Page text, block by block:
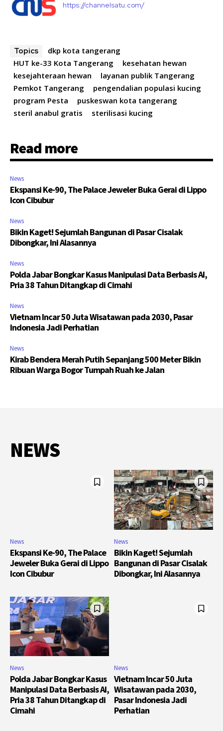
https://channelsatu.com/
Topics
dkp kota tangerang
HUT ke-33 Kota Tangerang
kesehatan hewan
kesejahteraan hewan
layanan publik Tangerang
Pemkot Tangerang
pengendalian populasi kucing
program Pesta
puskeswan kota tangerang
steril anabul gratis
sterilisasi kucing
Read more
News
Ekspansi Ke-90, The Palace Jeweler Buka Gerai di Lippo
Icon Cibubur
News
Bikin Kaget! Sejumlah Bangunan di Pasar Cisalak
Dibongkar, Ini Alasannya
News
Polda Jabar Bongkar Kasus Manipulasi Data Berbasis AI,
Pria 38 Tahun Ditangkap di Cimahi
News
Vietnam Incar 50 Juta Wisatawan pada 2030, Pasar
Indonesia Jadi Perhatian
News
Kirab Bendera Merah Putih Sepanjang 500 Meter Bikin
Ribuan Warga Bogor Tumpah Ruah ke Jalan
NEWS
News
Ekspansi Ke-90, The Palace
Jeweler Buka Gerai di Lippo
Icon Cibubur
News
Bikin Kaget! Sejumlah
Bangunan di Pasar Cisalak
Dibongkar, Ini Alasannya
News
Polda Jabar Bongkar Kasus
Manipulasi Data Berbasis AI,
Pria 38 Tahun Ditangkap di
Cimahi
News
Vietnam Incar 50 Juta
Wisatawan pada 2030,
Pasar Indonesia Jadi
Perhatian